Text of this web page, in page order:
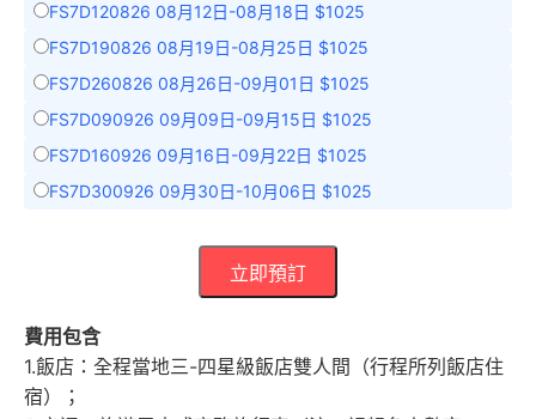
FS7D120826 08月12日-08月18日 $1025
FS7D190826 08月19日-08月25日 $1025
FS7D260826 08月26日-09月01日 $1025
FS7D090926 09月09日-09月15日 $1025
FS7D160926 09月16日-09月22日 $1025
FS7D300926 09月30日-10月06日 $1025
立即預訂
費用包含
1.飯店：全程當地三-四星級飯店雙人間（行程所列飯店住
宿）；